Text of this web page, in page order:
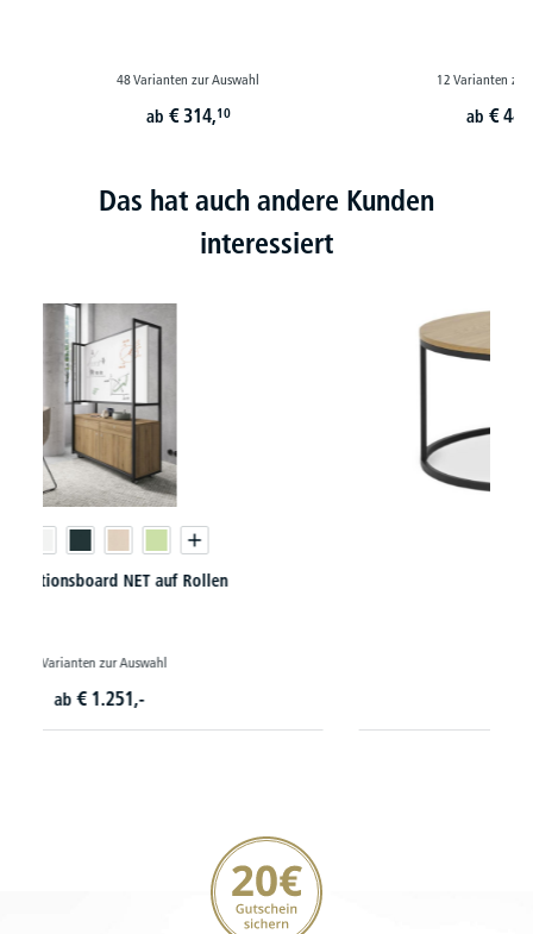
48 Varianten zur Auswahl
ab € 314,10
12 Varianten zur
ab €
Das hat auch andere Kunden
interessiert
Beistelltisch-Set OLBIA
20€ Gutschein sichern